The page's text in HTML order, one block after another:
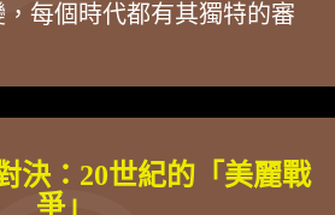
每個時代都有其獨特的審
決：20世紀的「美麗戰
爭」